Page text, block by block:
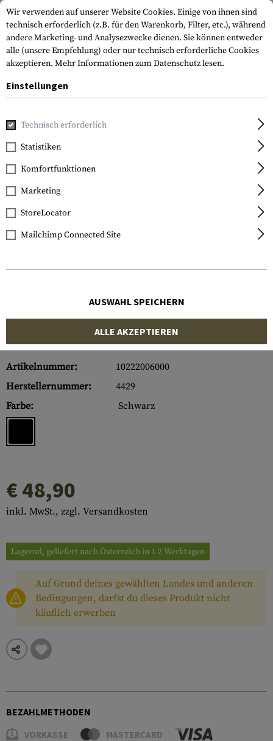
Home Waffenzubehör
Glock
Magazine for Glock
9mm 33rds
Artikelnummer:
10222006000
Herstellernummer:
4429
Farbe:
Schwarz
€ 48,90
inkl. MwSt., zzgl. Versandkosten
Lagernd, geliefert nach Österreich in 1-2 Werktagen
Auf Grund deines gewählten Landes und anderen
Bedingungen, darfst du dieses Produkt nicht
käuflich erwerben
BEZAHLMETHODEN
VORKASSE MASTERCARD
Wir verwenden auf unserer Website Cookies. Einige von ihnen sind
technisch erforderlich (z.B. für den Warenkorb, Filter, etc.), während
andere Marketing- und Analysezwecke dienen. Sie können entweder
alle (unsere Empfehlung) oder nur technisch erforderliche Cookies
akzeptieren. Mehr Informationen zum Datenschutz lesen.
Einstellungen
Technisch erforderlich
Statistiken
Komfortfunktionen
Marketing
StoreLocator
Mailchimp Connected Site
AUSWAHL SPEICHERN
ALLE AKZEPTIEREN